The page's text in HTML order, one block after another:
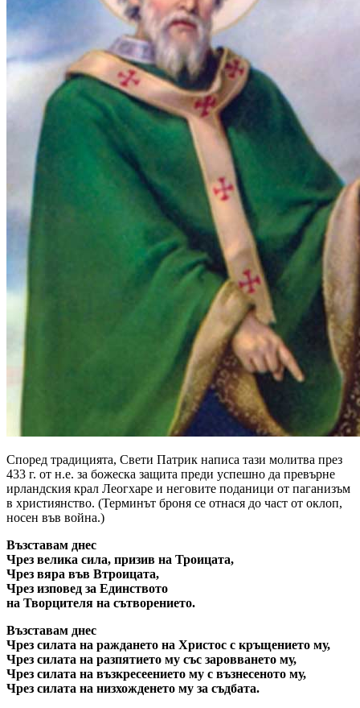
Според традицията, Свети Патрик написа тази молитва през
433 г. от н.е. за божеска защита преди успешно да превърне
ирландския крал Леогхаре и неговите поданици от паганизъм
в християнство. (Терминът броня се отнася до част от оклоп,
носен във война.)
Възставам днес
Чрез велика сила, призив на Троицата,
Чрез вяра във Втроицата,
Чрез изповед за Единството
на Творцителя на сътворението.
Възставам днес
Чрез силата на раждането на Христос с кръщението му,
Чрез силата на разпятието му със заровването му,
Чрез силата на възкресеението му с възнесеното му,
Чрез силата на низхожденето му за съдбата.